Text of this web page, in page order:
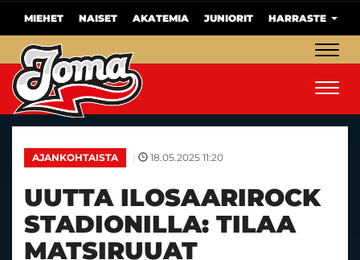
MIEHET NAISET AKATEMIA JUNIORIT HARRASTE
AJANKOHTAISTA | 18.05.2025 11:20
UUTTA ILOSAARIROCK
STADIONILLA: TILAA
MATSIRUUAT